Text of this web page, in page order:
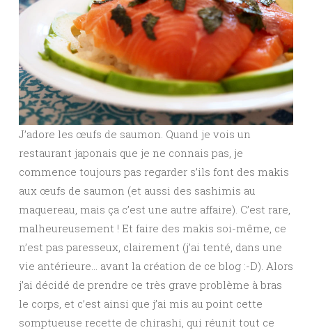
J’adore les œufs de saumon. Quand je vois un
restaurant japonais que je ne connais pas, je
commence toujours pas regarder s’ils font des makis
aux œufs de saumon (et aussi des sashimis au
maquereau, mais ça c’est une autre affaire). C’est rare,
malheureusement ! Et faire des makis soi-même, ce
n’est pas paresseux, clairement (j’ai tenté, dans une
vie antérieure… avant la création de ce blog :-D). Alors
j’ai décidé de prendre ce très grave problème à bras
le corps, et c’est ainsi que j’ai mis au point cette
somptueuse recette de chirashi, qui réunit tout ce